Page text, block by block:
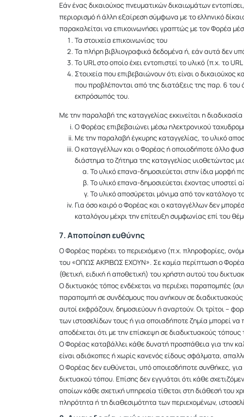
Εάν ένας δικαιούχος πνευματικών δικαιωμάτων
περιορισμό ή άλλη εξαίρεση σύμφωνα με το ελληνικό
παρακαλείται να επικοινωνήσει γραπτώς με τον Φορέα
Τα στοιχεία επικοινωνίας του
Τα πλήρη βιβλιογραφικά δεδομένα ή, εάν αυτά δεν
Το URL στο οποίο έχει εντοπιστεί το υλικό (π.χ. το
Στοιχεία που επιβεβαιώνουν ότι είναι ο
που προβλέπονται από της διατάξεις της παρ. 6 του
εκπρόσωπός του.
Με την παραλαβή της καταγγελίας εκκινείται η
Ο Φορέας επιβεβαιώνει μέσω ηλεκτρονικού
Με την παραλαβή έγκυρης καταγγελίας, το υλικό
Ο καταγγέλλων και ο Φορέας ή οποιοδήποτε άλλο
διάστημα το ζήτημα της καταγγελίας υιοθετώντας
Το υλικό επανα-δημοσιεύεται στην ίδια μορφή
Το υλικό επανα-δημοσιεύεται έχοντας υποστεί
Το υλικό αποσύρεται μόνιμα από τον κατάλογο
Για όσο καιρό ο Φορέας και ο καταγγέλλων δεν
καταλόγου μέχρι την επίτευξη συμφωνίας επί του
7. Αποποίηση ευθύνης
Ο Φορέας παρέχει το περιεχόμενο (π.χ. πληροφορίες,
του «ΟΠΩΣ ΑΚΡΙΒΩΣ ΕΧΟΥΝ». Σε καμία περίπτωση ο Φορέας
(θετική, ειδική ή αποθετική) του χρήστη αυτού του
O δικτυακός τόπος ενδέχεται να περιέχει παραπομπές
παραπομπή σε συνδέσμους που ανήκουν σε
αυτοί εκφράζουν, δημοσιεύουν ή αναρτούν. Οι τρίτοι –
των ιστοσελίδων τους ή για οποιαδήποτε ζημία μπορεί
αποδέχεται ότι με την επίσκεψη σε διαδικτυακούς
Ο Φορέας καταβάλλει κάθε δυνατή προσπάθεια για την
είναι αδιάκοπες ή χωρίς κανενός είδους σφάλματα,
Ο Φορέας δεν ευθύνεται, υπό οποιεσδήποτε συνθήκες,
δικτυακού τόπου. Επίσης δεν εγγυάται ότι κάθε
οποίων κάθε σχετική υπηρεσία τίθεται στη διάθεσή του
πληρότητα ή τη διαθεσιμότητα των περιεχομένων,